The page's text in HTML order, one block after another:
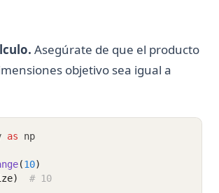
Asegúrate de que el producto
objetivo sea igual a
as np
(10)
# 10